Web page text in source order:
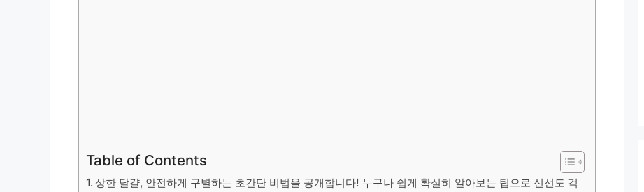
Table of Contents
상한 달걀, 안전하게 구별하는 초간단 비법을 공개합니다! 누구나 쉽게 확실히 알아보는 팁으로 신선도 걱